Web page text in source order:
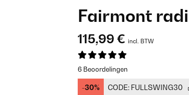
Fairmont
115,99 € incl. BTW
6 Beoordelingen
-30% CODE: FULLSWING30